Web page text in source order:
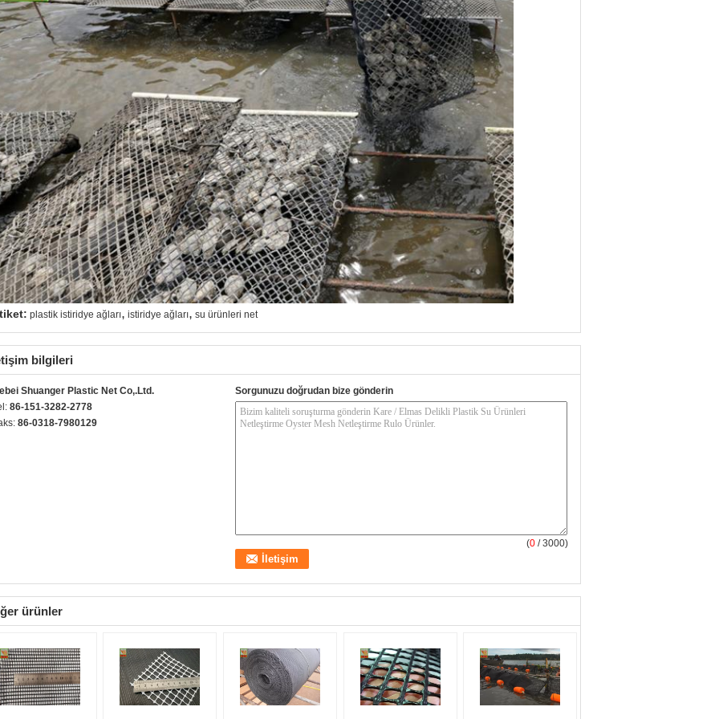
plastik istiridye ağları, istiridye ağları, su ürünleri net
bilgileri
Shuanger Plastic Net Co,.Ltd.
86-151-3282-2778
86-0318-7980129
Sorgunuzu doğrudan bize gönderin
(0 / 3000)
ürünler